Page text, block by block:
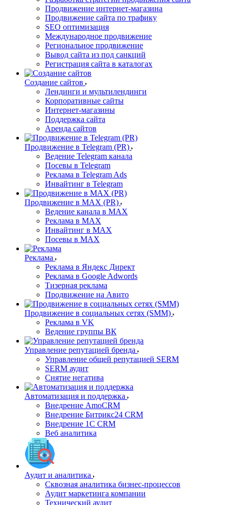
Продвижение интернет-магазина
Продвижение сайта по трафику
SEO оптимизация
Международное продвижение
Региональное продвижение
Вывод сайта из под санкций
Регистрация сайта в каталогах
Создание сайтов
Лендинги и мультилендинги
Корпоративные сайты
Интернет-магазины
Поддержка сайта
Аренда сайтов
Продвижение в Telegram (PR)
Ведение Telegram канала
Посевы в Telegram
Реклама в Telegram Ads
Инвайтинг в Telegram
Продвижение в MAX (PR)
Ведение канала в MAX
Реклама в MAX
Инвайтинг в MAX
Посевы в MAX
Реклама
Реклама в Яндекс Директ
Реклама в Google Adwords
Тизерная реклама
Продвижение на Авито
Продвижение в социальных сетях (SMM)
Реклама в VK
Ведение группы ВК
Управление репутацией бренда
Управление общей репутацией SERM
SERM аудит
Снятие негатива
Автоматизация и поддержка
Внедрение AmoCRM
Внедрение Битрикс24 CRM
Внедрение 1C CRM
Веб аналитика
Аудит и аналитика
Сквозная аналитика бизнес-процессов
Аудит маркетинга компании
Технический аудит